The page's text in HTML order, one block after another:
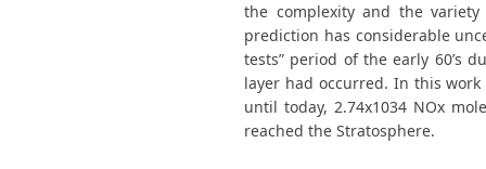
the complexity and the
prediction has considerable
tests” period of the early 60’s
layer had occurred. In this
until today, 2.74x1034 NOx
reached the Stratosphere.